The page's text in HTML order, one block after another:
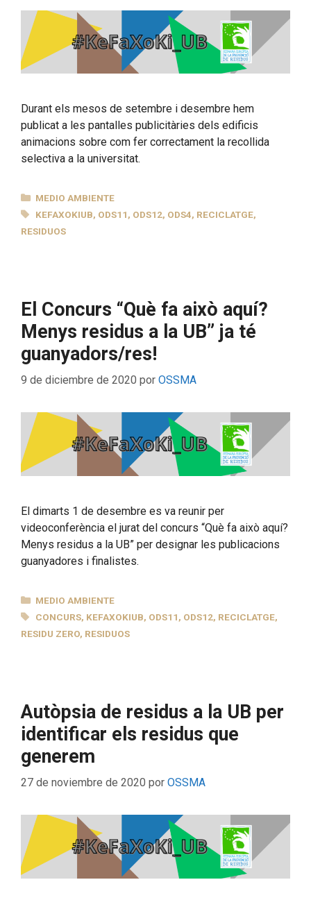
Durant els mesos de setembre i desembre hem
publicat a les pantalles publicitàries dels edificis
animacions sobre com fer correctament la recollida
selectiva a la universitat.
CATEGORÍAS
MEDIO AMBIENTE
ETIQUETAS
KEFAXOKIUB, ODS11, ODS12, ODS4, RECICLATGE,
RESIDUOS
El Concurs “Què fa això aquí?
Menys residus a la UB” ja té
guanyadors/res!
9 de diciembre de 2020 por OSSMA
El dimarts 1 de desembre es va reunir per
videoconferència el jurat del concurs “Què fa això aquí?
Menys residus a la UB” per designar les publicacions
guanyadores i finalistes.
CATEGORÍAS
MEDIO AMBIENTE
ETIQUETAS
CONCURS, KEFAXOKIUB, ODS11, ODS12, RECICLATGE,
RESIDU ZERO, RESIDUOS
Autòpsia de residus a la UB per
identificar els residus que
generem
27 de noviembre de 2020 por OSSMA